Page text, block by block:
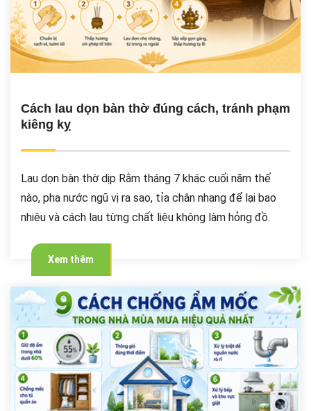
Cách lau dọn bàn thờ đúng cách, tránh phạm
kiêng kỵ
Lau dọn bàn thờ dịp Rằm tháng 7 khác cuối năm thế
nào, pha nước ngũ vị ra sao, tỉa chân nhang để lại bao
nhiêu và cách lau từng chất liệu không làm hỏng đồ.
Xem thêm